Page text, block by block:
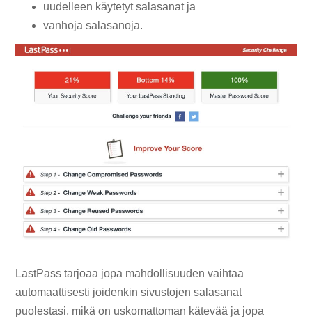
uudelleen käytetyt salasanat ja
vanhoja salasanoja.
LastPass tarjoaa jopa mahdollisuuden vaihtaa
automaattisesti joidenkin sivustojen salasanat
puolestasi, mikä on uskomattoman kätevää ja jopa